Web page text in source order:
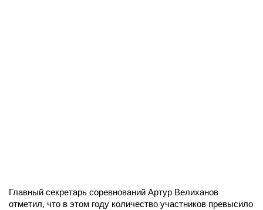
Главный секретарь соревнований Артур Велиханов
отметил, что в этом году количество участников превысило